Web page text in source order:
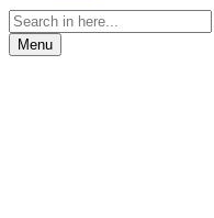
Search
for:Menu Skip
to